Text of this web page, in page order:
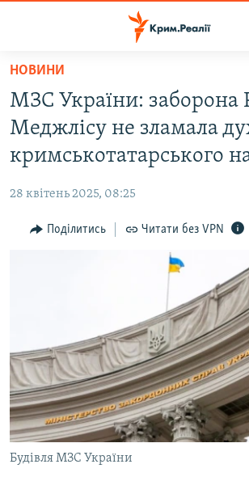
Перейти
основного
матеріалу
до
основної
Перейти
ВОДА.КРИМ
ВІДЕО ТА ФОТО
БЛОГИ
ПОГЛЯД
ДЕПОРТАЦІЯ
ВІДЕОУРОКИ «ELIFBE»
СВІДЧЕННЯ ОКУПАЦІЇ
УКРАЇНСЬКА ПРОБЛЕМА КРИМУ
ІНФОГРАФІКА
ЯК ОБІЙТИ БЛОКУВАННЯ
Русский
Qırımtatar
ДОЛУЧАЙСЯ!
НОВИНИ
МЗС України: заборона
Меджлісу не зламала
кримськотатарського
28 квітень 2025, 08:25
Поділитись Читати без VPN
Будівля МЗС України